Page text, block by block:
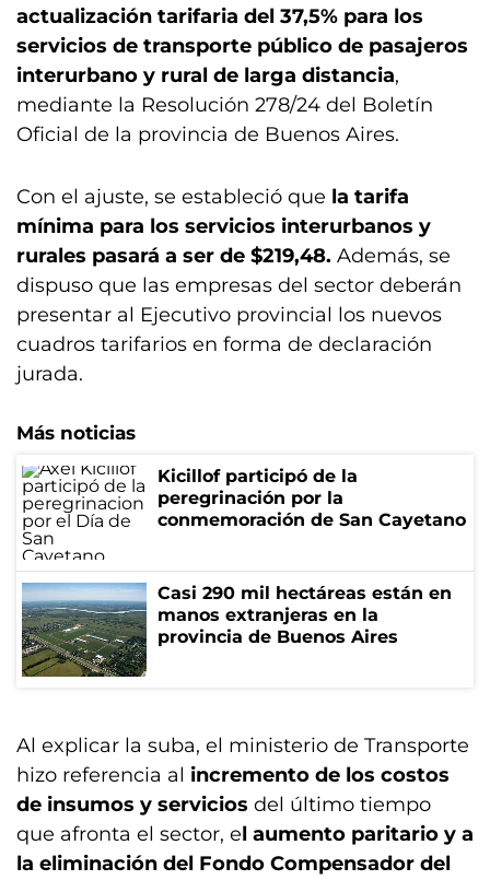
actualización tarifaria del 37,5% para los
servicios de transporte público de pasajeros
interurbano y rural de larga distancia,
mediante la Resolución 278/24 del Boletín
Oficial de la provincia de Buenos Aires.
Con el ajuste, se estableció que la tarifa
mínima para los servicios interurbanos y
rurales pasará a ser de $219,48. Además, se
dispuso que las empresas del sector deberán
presentar al Ejecutivo provincial los nuevos
cuadros tarifarios en forma de declaración
jurada.
Más noticias
Kicillof participó de la
peregrinación por la
conmemoración de San Cayetano
Casi 290 mil hectáreas están en
manos extranjeras en la
provincia de Buenos Aires
Al explicar la suba, el ministerio de Transporte
hizo referencia al incremento de los costos
de insumos y servicios del último tiempo
que afronta el sector, el aumento paritario y a
la eliminación del Fondo Compensador del